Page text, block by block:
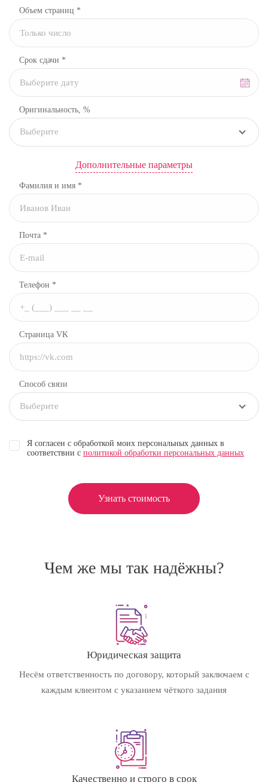
Объем страниц *
Срок сдачи *
Оригинальность, %
Выберите
Дополнительные параметры
Фамилия и имя *
Почта *
Телефон *
Страница VK
Способ связи
Выберите
Я согласен с обработкой моих персональных данных в
соответствии с политикой обработки персональных данных
Узнать стоимость
Чем же мы так надёжны?
Юридическая защита
Несём ответственность по договору, который заключаем с
каждым клиентом с указанием чёткого задания
Качественно и строго в срок